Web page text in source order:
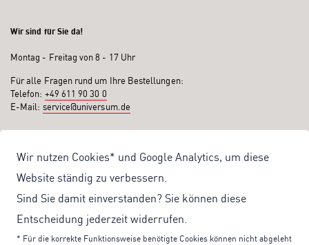
Wir nutzen Cookies* und Google Analytics, um diese
Website ständig zu verbessern.
Sind Sie damit einverstanden? Sie können diese
Entscheidung jederzeit widerrufen.
* Für die korrekte Funktionsweise benötigte Cookies können nicht abgeleht
Wir sind für Sie da!
Montag - Freitag von 8 - 17 Uhr
Für alle Fragen rund um Ihre Bestellungen:
Telefon: +49 611 90 30 0
E-Mail: service@universum.de
Kostenloser Versand ab 50€ Bestellwert
Sicher Einkaufen: Rechnung, PayPal
Produktentwicklung von eigener Fachredaktion
Sonderaktionen & Preisvorteile